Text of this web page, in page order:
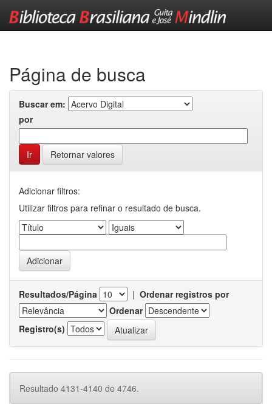
Página de busca
Buscar em:
por
Retornar valores
Adicionar filtros:
Utilizar filtros para refinar o resultado de busca.
Resultados/Página | Ordenar registros por
Ordenar
Registro(s)
Resultado 4131-4140 de 4746.